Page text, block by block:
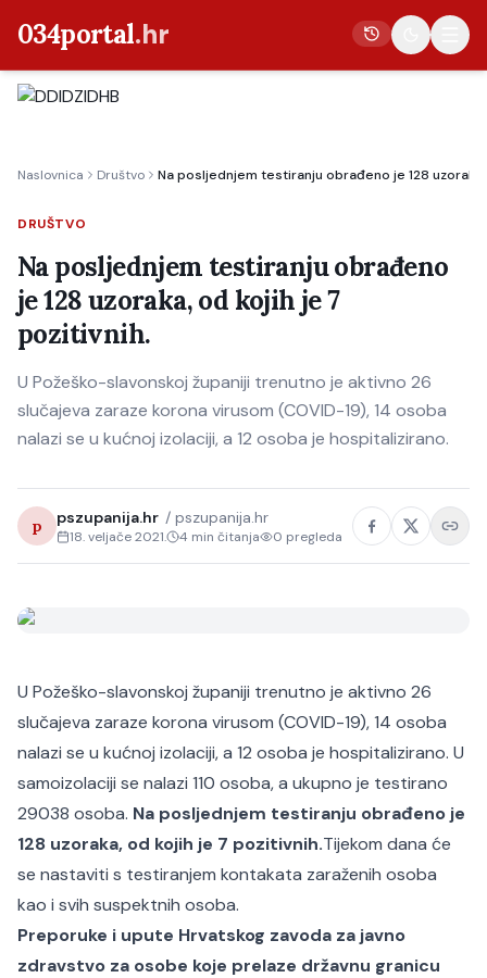
034portal.hr
Crna kronika
Poljoprivreda
Politika
Gospodarstvo
Život
Kultura
Sport
Naslovnica Društvo Na posljednjem testiranju obrađeno je 128
DRUŠTVO
Na posljednjem testiranju obrađeno
je 128 uzoraka, od kojih je 7
pozitivnih.
U Požeško-slavonskoj županiji trenutno je aktivno 26
slučajeva zaraze korona virusom (COVID-19), 14 osoba
nalazi se u kućnoj izolaciji, a 12 osoba je hospitalizirano.
p pszupanija.hr / pszupanija.hr
18. veljače 2021. 4 min čitanja 0 pregleda
U Požeško-slavonskoj županiji trenutno je aktivno 26
slučajeva zaraze korona virusom (COVID-19), 14 osoba
nalazi se u kućnoj izolaciji, a 12 osoba je hospitalizirano. U
samoizolaciji se nalazi 110 osoba, a ukupno je testirano
29038 osoba. Na posljednjem testiranju obrađeno je
128 uzoraka, od kojih je 7 pozitivnih.Tijekom dana će
se nastaviti s testiranjem kontakata zaraženih osoba
kao i svih suspektnih osoba.
Preporuke i upute Hrvatskog zavoda za javno
zdravstvo za osobe koje prelaze državnu granicu